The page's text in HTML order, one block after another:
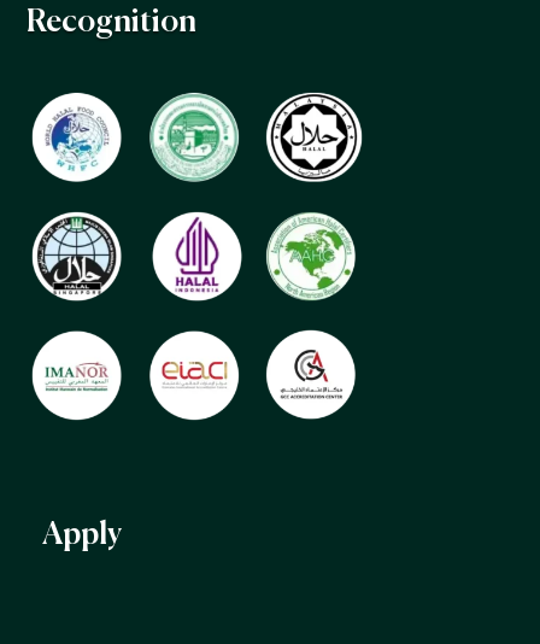
Recognition
Apply